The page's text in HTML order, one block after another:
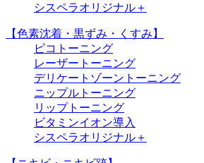
シスペラオリジナル＋
【色素沈着・黒ずみ・くすみ】
ピコトーニング
レーザートーニング
デリケートゾーントーニング
ニップルトーニング
リップトーニング
ビタミンイオン導入
シスペラオリジナル＋